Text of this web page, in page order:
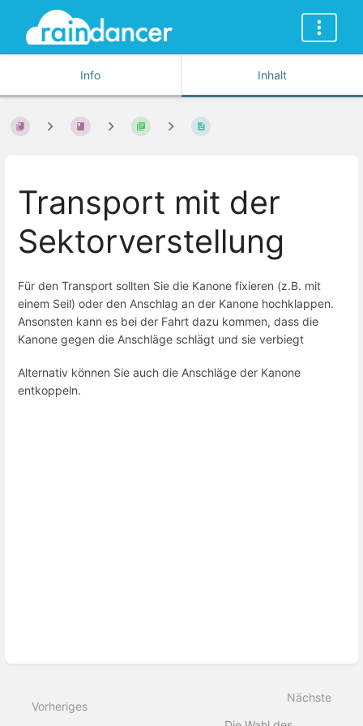
Info Inhalt
Transport mit der
Sektorverstellung
Für den Transport sollten Sie die Kanone fixieren (z.B. mit
einem Seil) oder den Anschlag an der Kanone hochklappen.
Ansonsten kann es bei der Fahrt dazu kommen, dass die
Kanone gegen die Anschläge schlägt und sie verbiegt
Alternativ können Sie auch die Anschläge der Kanone
entkoppeln.
Vorheriges
Nächste